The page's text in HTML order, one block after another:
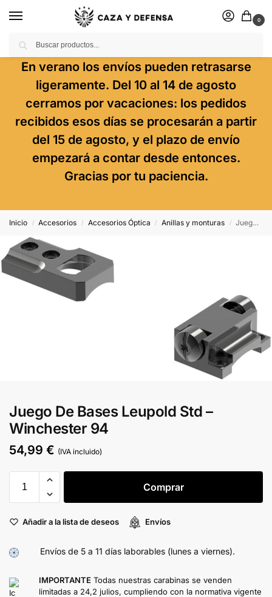
0
En verano los envíos pueden retrasarse
ligeramente. Del 10 al 14 de agosto
cerramos por vacaciones: los pedidos
recibidos esos días se procesarán a partir
del 15 de agosto, y el plazo de envío
empezará a contar desde entonces.
Gracias por tu paciencia.
Inicio / Accesorios / Accesorios Óptica / Anillas y monturas / Juego De Bases Leupold Std – Winchester 94
Juego De Bases Leupold Std –
Winchester 94
54,99 € (IVA incluido)
Comprar
Añadir a la lista de deseos Envíos
Envíos de 5 a 11 días laborables (lunes a viernes).
IMPORTANTE Todas nuestras carabinas se venden
limitadas a 24,2 julios, cumpliendo con la normativa vigente